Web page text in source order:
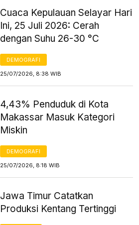
Cuaca Kepulauan Selayar Hari
Ini, 25 Juli 2026: Cerah
dengan Suhu 26-30 °C
DEMOGRAFI
25/07/2026, 8:38 WIB
4,43% Penduduk di Kota
Makassar Masuk Kategori
Miskin
DEMOGRAFI
25/07/2026, 8:18 WIB
Jawa Timur Catatkan
Produksi Kentang Tertinggi